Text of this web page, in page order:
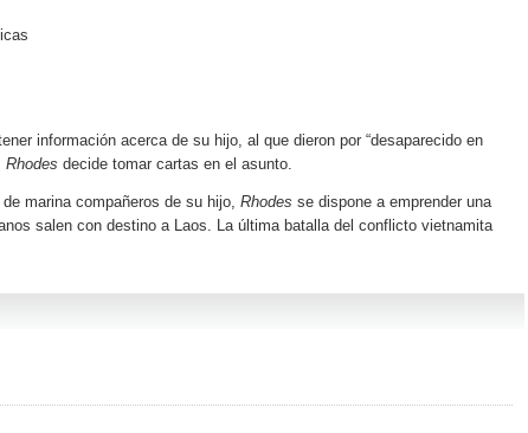
información acerca de su hijo, al que dieron por “desaparecido en
Rhodes decide tomar cartas en el asunto.
marina compañeros de su hijo, Rhodes se dispone a emprender una
salen con destino a Laos. La última batalla del conflicto vietnamita